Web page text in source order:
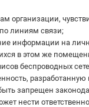
организации,
линиям связи;
информации на
в этом же
беспроводных
запрещен
нести